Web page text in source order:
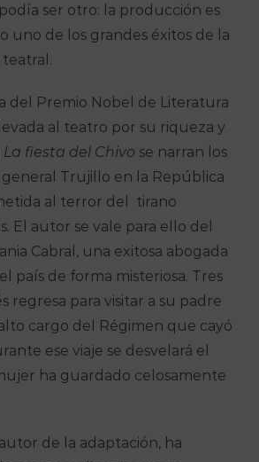
ser otro: la producción es
uno de los grandes éxitos de la
del Premio Nobel de Literatura
al teatro por su riqueza y
La fiesta del Chivo se narran los
Trujillo en la República
al terror del tirano
El autor se vale para ello del
Cabral, una exitosa abogada
país de forma misteriosa. Tres
regresa para visitar a su padre
cargo del Régimen que cayó
ese viaje se desvelará el
ha guardado celosamente
de la adaptación, ha